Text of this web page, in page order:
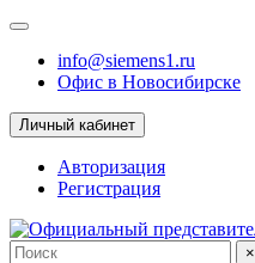
info@siemens1.ru
Офис в Новосибирске
Личный кабинет
Авторизация
Регистрация
×